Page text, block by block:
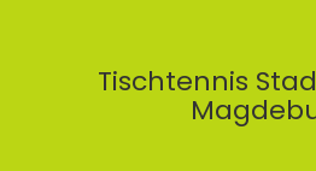
Tischtennis